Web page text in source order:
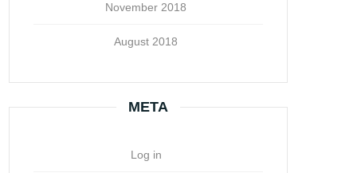
November 2018
August 2018
META
Log in